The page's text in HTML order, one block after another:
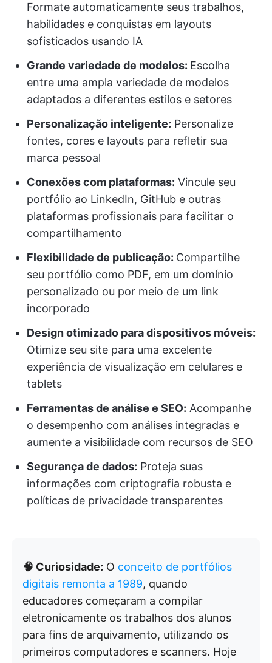
Formate automaticamente seus trabalhos,
habilidades e conquistas em layouts
sofisticados usando IA
Grande variedade de modelos: Escolha
entre uma ampla variedade de modelos
adaptados a diferentes estilos e setores
Personalização inteligente: Personalize
fontes, cores e layouts para refletir sua
marca pessoal
Conexões com plataformas: Vincule seu
portfólio ao LinkedIn, GitHub e outras
plataformas profissionais para facilitar o
compartilhamento
Flexibilidade de publicação: Compartilhe
seu portfólio como PDF, em um domínio
personalizado ou por meio de um link
incorporado
Design otimizado para dispositivos móveis:
Otimize seu site para uma excelente
experiência de visualização em celulares e
tablets
Ferramentas de análise e SEO: Acompanhe
o desempenho com análises integradas e
aumente a visibilidade com recursos de SEO
Segurança de dados: Proteja suas
informações com criptografia robusta e
políticas de privacidade transparentes
🧠 Curiosidade: O conceito de portfólios
digitais remonta a 1989, quando
educadores começaram a compilar
eletronicamente os trabalhos dos alunos
para fins de arquivamento, utilizando os
primeiros computadores e scanners. Hoje